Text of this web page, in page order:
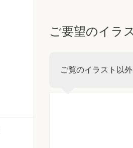
ご要望のイラ
ご覧のイラスト以